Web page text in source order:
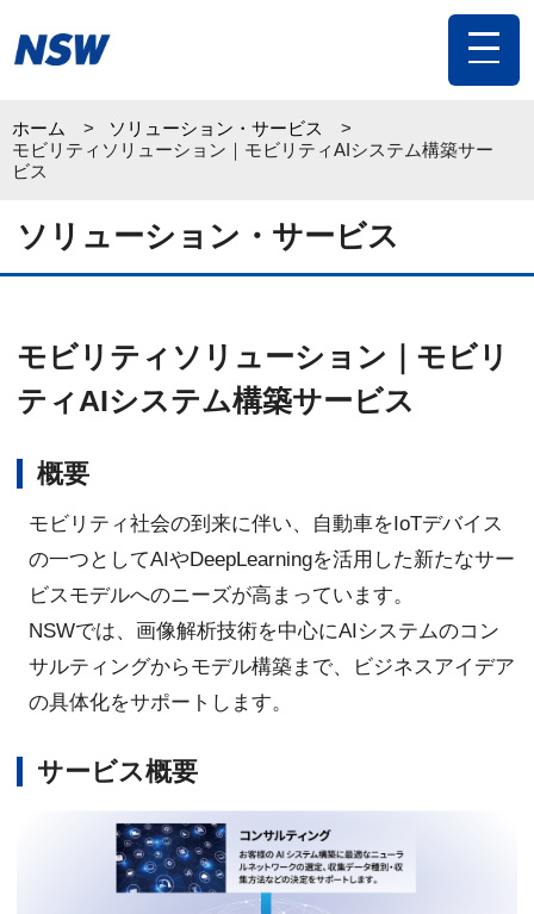
toggle
ホーム
ソリューション・サービス
モビリティソリューション｜モビリティAIシステム構築サー
ビス
ソリューション・サービス
モビリティソリューション｜モビリ
ティAIシステム構築サービス
概要
モビリティ社会の到来に伴い、自動車をIoTデバイス
の一つとしてAIやDeepLearningを活用した新たなサー
ビスモデルへのニーズが高まっています。
NSWでは、画像解析技術を中心にAIシステムのコン
サルティングからモデル構築まで、ビジネスアイデア
の具体化をサポートします。
サービス概要